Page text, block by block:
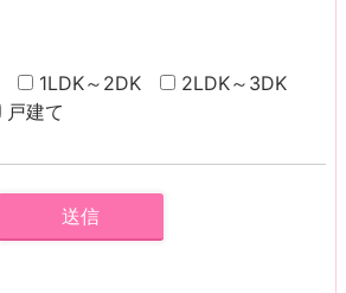
1LDK～2DK
2LDK～3DK
戸建て